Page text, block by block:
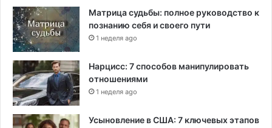
Матрица судьбы: полное руководство к
познанию себя и своего пути
1 неделя ago
Нарцисс: 7 способов манипулировать
отношениями
1 неделя ago
Усыновление в США: 7 ключевых этапов